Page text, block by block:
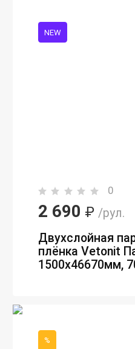
NEW
0
2 690 ₽ /рул.
Двухслойная
плёнка Vetonit
1500х46670мм,
%